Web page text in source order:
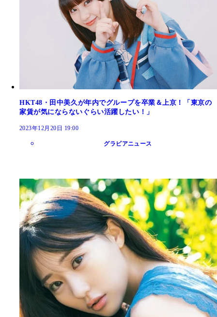
HKT48・田中美久が年内でグループを卒業＆上京！「東京の
家賃が気にならないぐらい活躍したい！」
2023年12月20日 19:00
グラビアニュース